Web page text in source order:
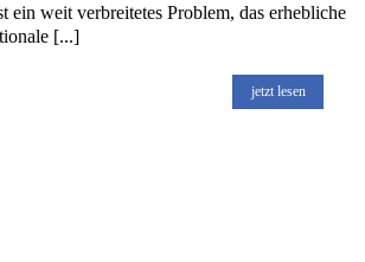
ein weit verbreitetes Problem, das erhebliche
[...]
jetzt lesen